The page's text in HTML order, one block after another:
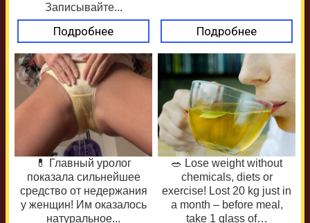
Записывайте...
Подробнее Подробнее
💊 Главный уролог
показала сильнейшее
средство от недержания
у женщин! Им оказалось
натуральное...
🥗 Lose weight without
chemicals, diets or
exercise! Lost 20 kg just in
a month – before meal,
take 1 glass of…